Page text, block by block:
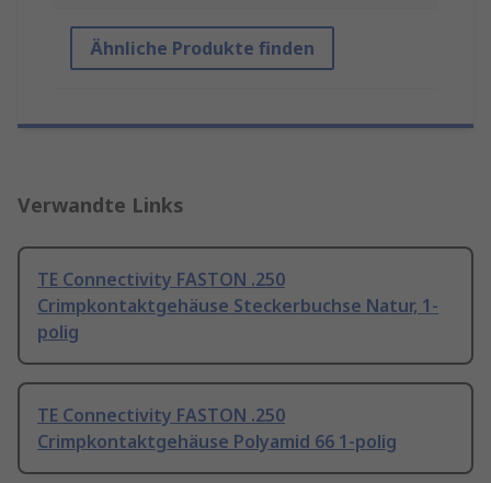
Ähnliche Produkte finden
Verwandte Links
TE Connectivity FASTON .250
Crimpkontaktgehäuse Steckerbuchse Natur, 1-
polig
TE Connectivity FASTON .250
Crimpkontaktgehäuse Polyamid 66 1-polig